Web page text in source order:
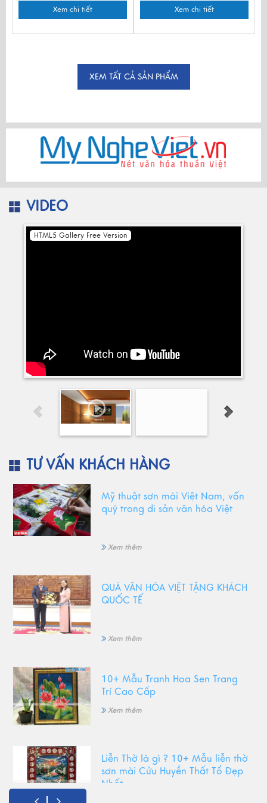
Xem chi tiết Xem chi tiết
XEM TẤT CẢ SẢN PHẨM
VIDEO
HTML5 Gallery Free Version
TƯ VẤN KHÁCH HÀNG
Mỹ thuật sơn mài Việt Nam, vốn
quý trong di sản văn hóa Việt
Xem thêm
QUÀ VĂN HÓA VIỆT TẶNG KHÁCH
QUỐC TẾ
Xem thêm
10+ Mẫu Tranh Hoa Sen Trang
Trí Cao Cấp
Xem thêm
Liễn Thờ là gì ? 10+ Mẫu liễn thờ
sơn mài Cửu Huyền Thất Tổ Đẹp
Nhất